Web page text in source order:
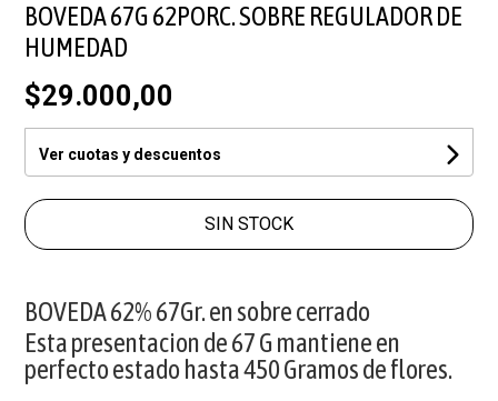
BOVEDA 67G 62PORC. SOBRE REGULADOR DE
HUMEDAD
$29.000,00
Ver cuotas y descuentos
SIN STOCK
BOVEDA 62% 67Gr. en sobre cerrado
Esta presentacion de 67 G mantiene en
perfecto estado hasta 450 Gramos de flores.